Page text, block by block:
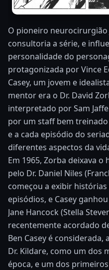
O pioneiro neurocirurgião
consultoria a série, e
personalidade do
protagonizada por Vince
Casey, um jovem e
mentor era o Dr. David
interpretado por Sam
por um staff bem
e a cada episódio do
diferentes aspectos da
Em 1965, Zorba deixava
pelo Dr. Daniel Niles
começou a exibir
episódios, e Casey
Jane Hancock (Stella
recentemente acordado
Ben Casey é
Dr. Kildare, como um dos
época, e um dos